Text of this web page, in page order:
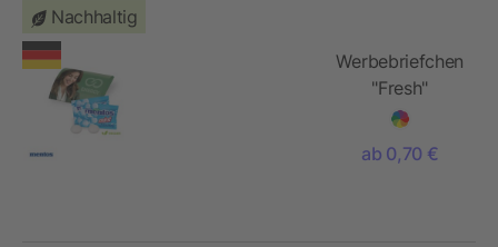
Nachhaltig
Werbebriefchen
"Fresh"
ab 0,70 €